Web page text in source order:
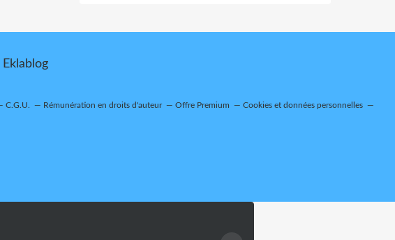
Eklablog
C.G.U. Rémunération en droits d'auteur Offre Premium Cookies et données personnelles